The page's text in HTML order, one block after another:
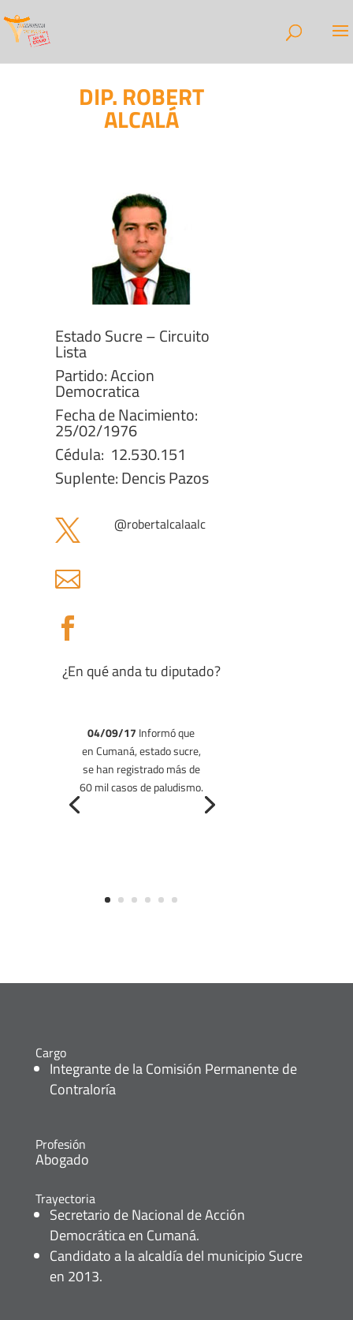
DIP. ROBERT
ALCALÁ
Estado Sucre – Circuito
Lista
Partido: Accion
Democratica
Fecha de Nacimiento:
25/02/1976
Cédula: 12.530.151
Suplente: Dencis Pazos
 @robertalcalaalc


¿En qué anda tu diputado?
04/09/17 Informó que
en Cumaná, estado sucre,
se han registrado más de
60 mil casos de paludismo.
01/09/17
Cargo
Integrante de la Comisión Permanente de
Contraloría
Profesión
Abogado
Trayectoria
Secretario de Nacional de Acción
Democrática en Cumaná.
Candidato a la alcaldía del municipio Sucre
en 2013.